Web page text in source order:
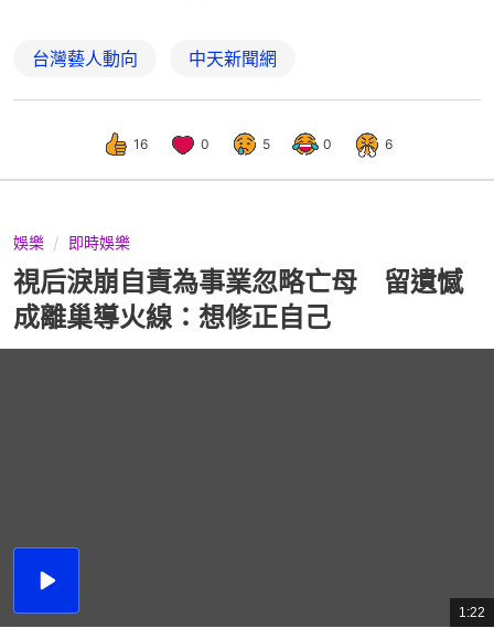
台灣藝人動向 中天新聞網
16 0 5 0 6
娛樂 即時娛樂
視后淚崩自責為事業忽略亡母 留遺憾
成離巢導火線：想修正自己
播
總
共
1:22